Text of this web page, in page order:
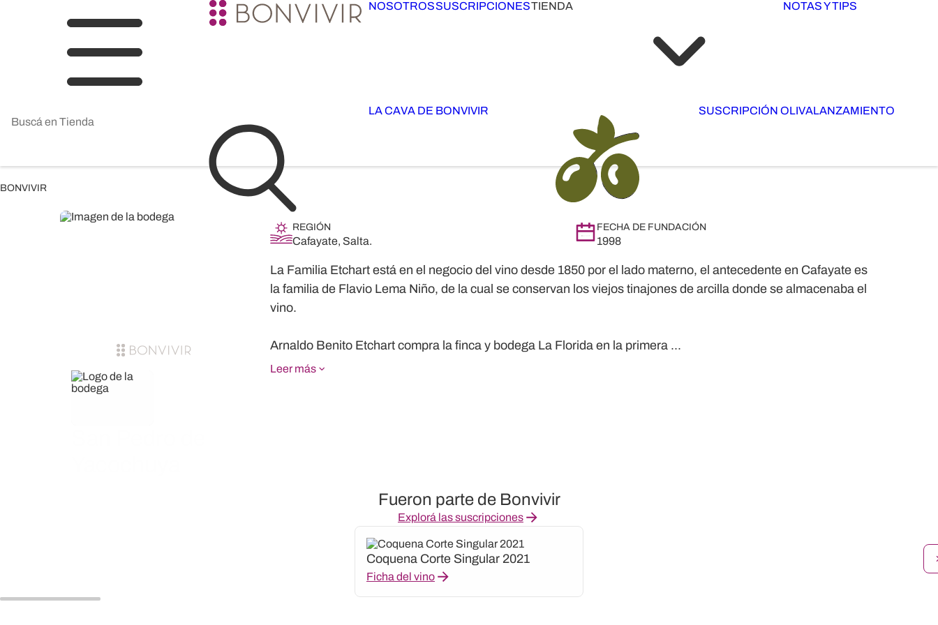
NOSOTROSSUSCRIPCIONESTIENDA NOTAS Y TIPS
LA CAVA DE BONVIVIR SUSCRIPCIÓN OLIVALANZAMIENTO
BONVIVIR
REGIÓN
Cafayate, Salta.
FECHA DE FUNDACIÓN
1998
La Familia Etchart está en el negocio del vino desde 1850 por el lado materno, el antecedente en Cafayate es
la familia de Flavio Lema Niño, de la cual se conservan los viejos tinajones de arcilla donde se almacenaba el
vino.
Arnaldo Benito Etchart compra la finca y bodega La Florida en la primera ...
Leer más
Fueron parte de Bonvivir
Explorá las suscripciones
Coquena Corte Singular 2021
Ficha del vino